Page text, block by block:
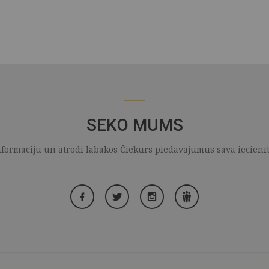
SEKO MUMS
un atrodi labākos Čiekurs piedāvājumus savā